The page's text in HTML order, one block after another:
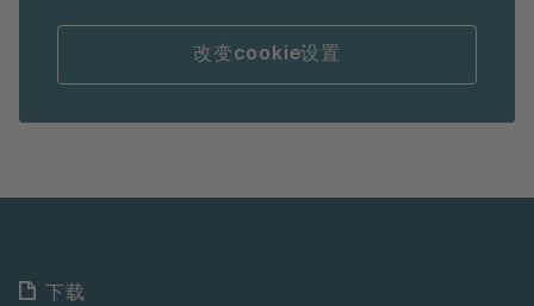
改变cookie设置
下载